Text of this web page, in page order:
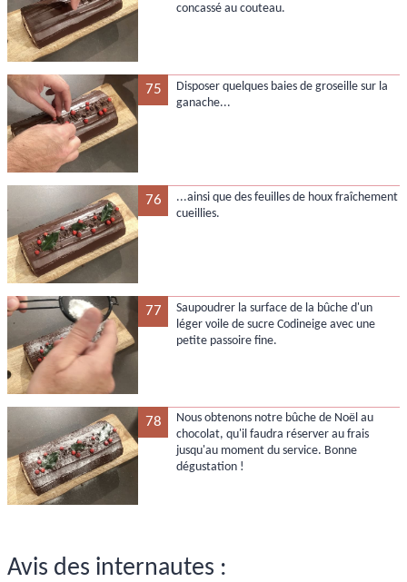
concassé au couteau.
75
Disposer quelques baies de groseille sur la
ganache...
76
...ainsi que des feuilles de houx fraîchement
cueillies.
77
Saupoudrer la surface de la bûche d'un
léger voile de sucre Codineige avec une
petite passoire fine.
78
Nous obtenons notre bûche de Noël au
chocolat, qu'il faudra réserver au frais
jusqu'au moment du service. Bonne
dégustation !
Avis des internautes :